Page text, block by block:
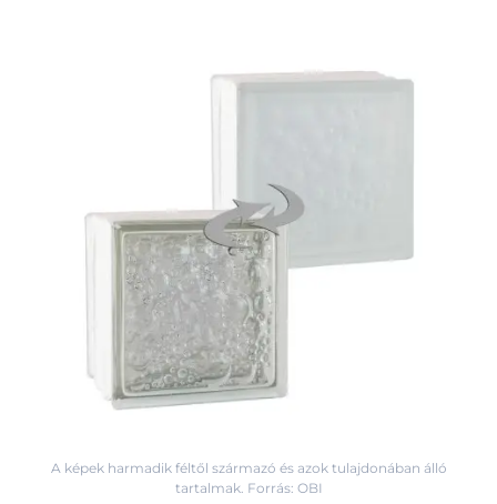
A képek harmadik féltől származó és azok tulajdonában álló
tartalmak. Forrás: OBI